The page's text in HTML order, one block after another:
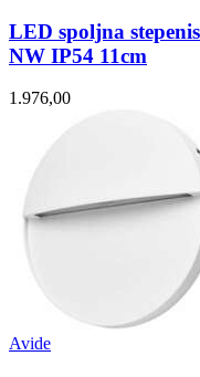
LED spoljna
NW IP54 11cm
1.976,00
Avide